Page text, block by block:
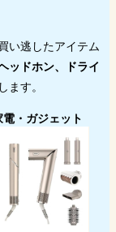
い逃したアイテム
ッドホン、ドライ
ます。
・ガジェット